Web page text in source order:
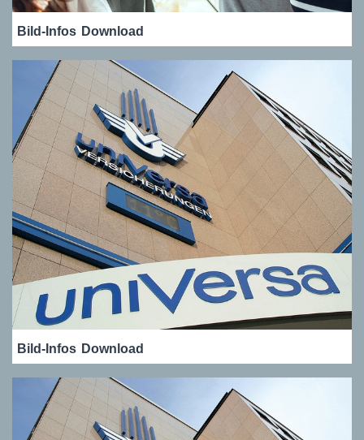
Bild-Infos Download
Bild-Infos Download